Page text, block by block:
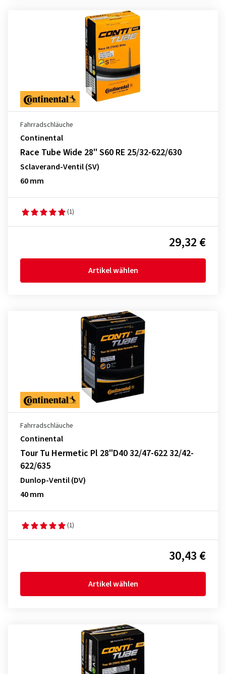
Fahrradschläuche
Continental
Race Tube Wide 28" S60 RE 25/32-622/630
Sclaverand-Ventil (SV)
60 mm
(1)
29,32 €
Artikel wählen
Fahrradschläuche
Continental
Tour Tu Hermetic Pl 28"D40 32/47-622 32/42-
622/635
Dunlop-Ventil (DV)
40 mm
(1)
30,43 €
Artikel wählen